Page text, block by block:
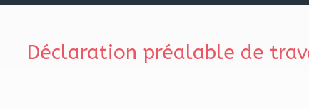
Déclaration préalable de